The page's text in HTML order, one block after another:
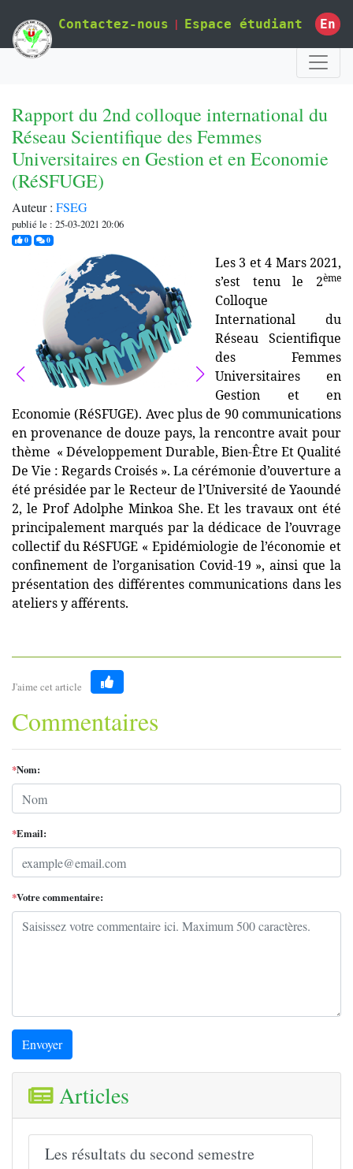
Contactez-nous | Espace étudiant En
Rapport du 2nd colloque international du
Réseau Scientifique des Femmes
Universitaires en Gestion et en Economie
(RéSFUGE)
Auteur : FSEG
publié le : 25-03-2021 20:06
0j'aime0commentaires
Les 3 et 4 Mars 2021,
s’est tenu le 2ème
Colloque
International du
Réseau Scientifique
des Femmes
Universitaires en
Gestion et en
Economie (RéSFUGE). Avec plus de 90 communications
en provenance de douze pays, la rencontre avait pour
thème « Développement Durable, Bien-Être Et Qualité
De Vie : Regards Croisés ». La cérémonie d’ouverture a
été présidée par le Recteur de l’Université de Yaoundé
2, le Prof Adolphe Minkoa She. Et les travaux ont été
principalement marqués par la dédicace de l’ouvrage
collectif du RéSFUGE « Epidémiologie de l’économie et
confinement de l’organisation Covid-19 », ainsi que la
présentation des différentes communications dans les
ateliers y afférents.
J'aime cet article
Like
Commentaires
*Nom:
*Email:
*Votre commentaire:
Envoyer
Articles
Les résultats du second semestre